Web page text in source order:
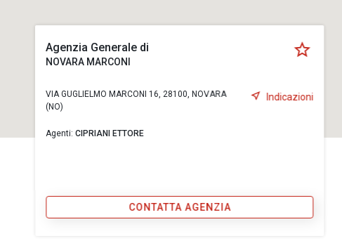
Agenzia Generale di
NOVARA MARCONI
VIA GUGLIELMO MARCONI 16, 28100, NOVARA
(NO)
Indicazioni
Agenti:CIPRIANI ETTORE
CONTATTA AGENZIA